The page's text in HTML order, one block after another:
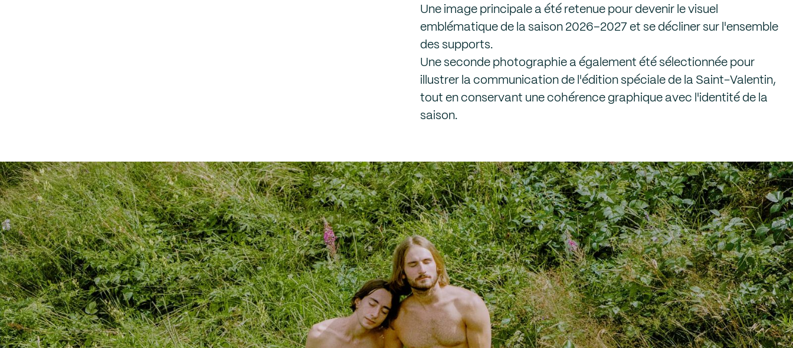
Une image principale a été retenue pour devenir le visuel
emblématique de la saison 2026–2027 et se décliner sur l'ensemble
des supports.
Une seconde photographie a également été sélectionnée pour
illustrer la communication de l'édition spéciale de la Saint-Valentin,
tout en conservant une cohérence graphique avec l'identité de la
saison.